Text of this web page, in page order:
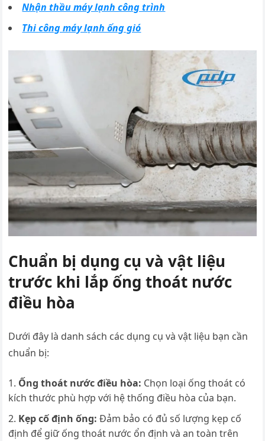
Nhận thầu máy lạnh công trình
Thi công máy lạnh ống gió
Chuẩn bị dụng cụ và vật liệu
trước khi lắp ống thoát nước
điều hòa
Dưới đây là danh sách các dụng cụ và vật liệu bạn cần
chuẩn bị:
Ống thoát nước điều hòa: Chọn loại ống thoát có
kích thước phù hợp với hệ thống điều hòa của bạn.
Kẹp cố định ống: Đảm bảo có đủ số lượng kẹp cố
định để giữ ống thoát nước ổn định và an toàn trên